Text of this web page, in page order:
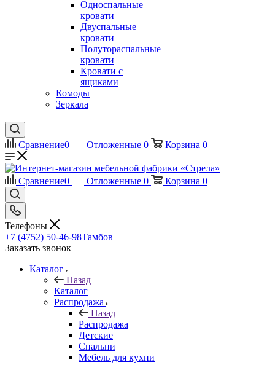
Односпальные
кровати
Двуспальные
кровати
Полутораспальные
кровати
Кровати с
ящиками
Комоды
Зеркала
Сравнение0 Отложенные 0 Корзина 0
Сравнение0 Отложенные 0 Корзина 0
Телефоны
+7 (4752) 50-46-98Тамбов
Заказать звонок
Каталог
Назад
Каталог
Распродажа
Назад
Распродажа
Детские
Спальни
Мебель для кухни